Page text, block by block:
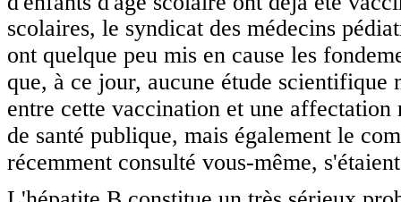
scolaires, le syndicat des médecins
ont quelque peu mis en cause les
que, à ce jour, aucune étude
entre cette vaccination et une
de santé publique, mais également le
récemment consulté vous-même,